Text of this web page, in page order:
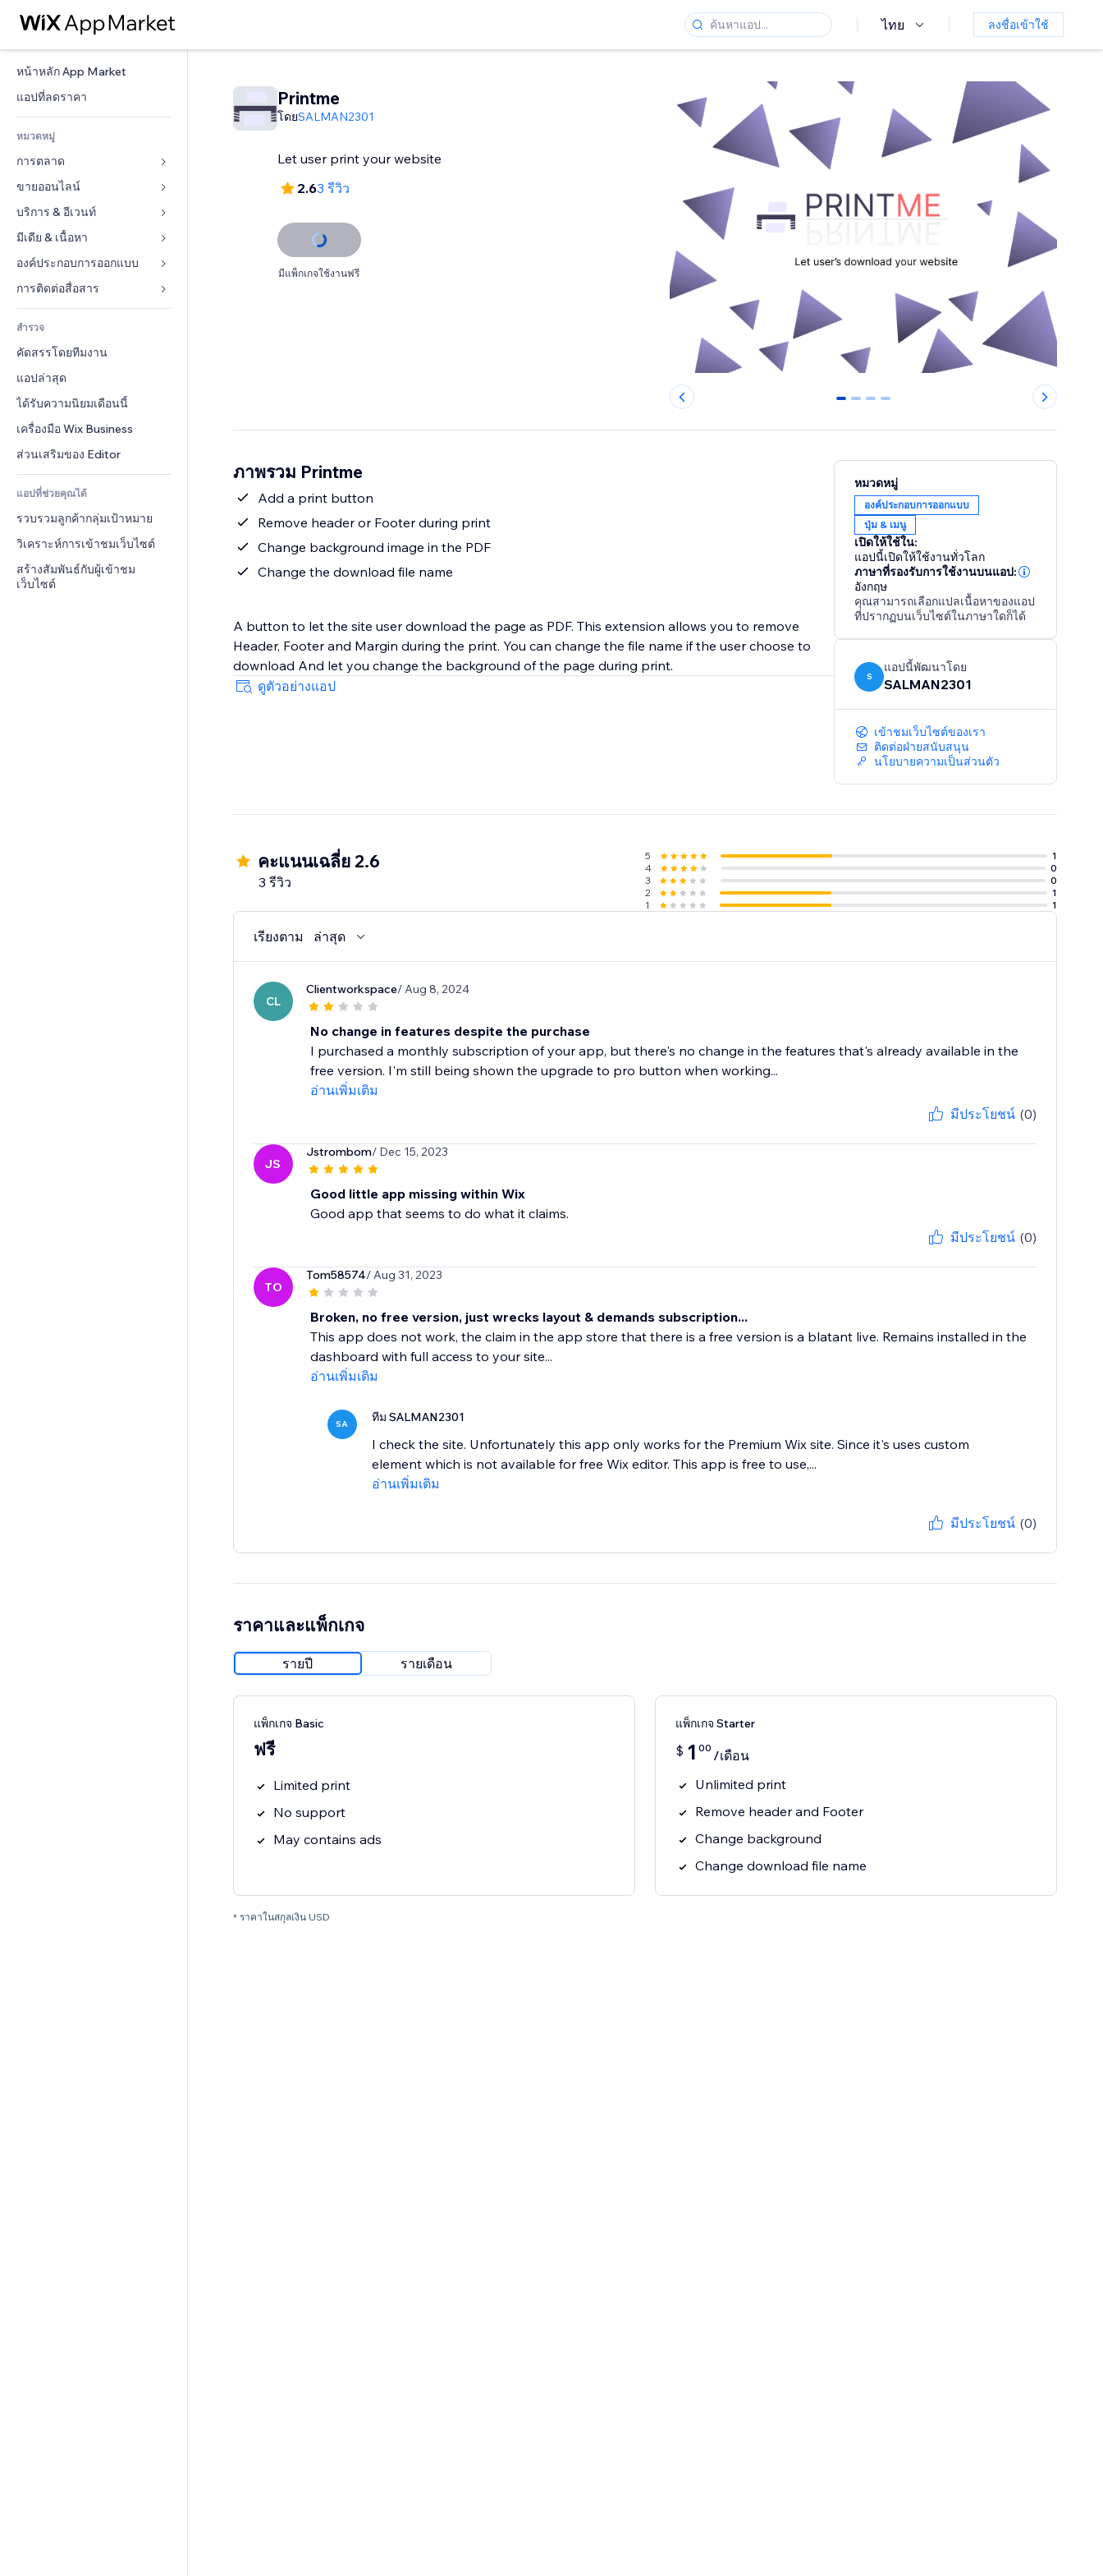
ไทย ลงชื่อเข้าใช้
หน้าหลัก App Market
แอปที่ลดราคา
หมวดหมู่
การตลาด
โฆษณา
โทรศัพท์มือถือ
บทวิเคราะห์
โซเชียล
ทำอันดับเว็บไซต์
อีเมล
ขายออนไลน์
แอปสำหรับร้านค้า
การจัดส่ง & ส่งมอบสินค้า
ปุ่มการจำหน่าย
คอร์สออนไลน์
บัญชี
คูปอง & ความภักดีในแบรนด์
โซลูชันคลังสินค้า
การดรอปชิป
(Crowdfunding)
อาหาร & เครื่องดื่ม
บริการ & อีเวนท์
โรงแรม
อีเวนท์
ร้านอาหาร
อสังหาริมทรัพย์
การจอง
มีเดีย & เนื้อหา
แกลเลอรี
เพลง
พอดแคสต์
การถ่ายภาพ
วิดีโอ
PDF
การแชร์ไฟล์
ข่าว
องค์ประกอบการออกแบบ
แผนที่  & การนำทาง
ส่วนบุคคล & ความปลอดภัย
นาฬิกา
เทมเพลตเพจ
เอฟเฟกต์รูปภาพ
ปุ่ม & เมนู
แบนเนอร์ & สัญลักษณ์
เครื่องคำนวน
ค้นหา
อากาศ
แผนภูมิ & ตาราง
แบบฟอร์ม
แบบสำรวจ
แชต
หมายเหตุ
โทรศัพท์
ชุมชน
รีวิว & การรับรอง
CRM
สำรวจ
คัดสรรโดยทีมงาน
แอปล่าสุด
ได้รับความนิยมเดือนนี้
เครื่องมือ Wix Business
ส่วนเสริมของ Editor
แอปที่ช่วยคุณได้
รวบรวมลูกค้ากลุ่มเป้าหมาย
วิเคราะห์การเข้าชมเว็บไซต์
สร้างสัมพันธ์กับผู้เข้าชม
เว็บไซต์
Printme
โดยSALMAN2301
Let user print your website
2.63 รีวิว
มีแพ็กเกจใช้งานฟรี
0 1 2 3
ภาพรวม Printme
Add a print button
Remove header or Footer during print
Change background image in the PDF
Change the download file name
A button to let the site user download the page as PDF. This extension allows you to remove
Header, Footer and Margin during the print. You can change the file name if the user choose to
download And let you change the background of the page during print.
ดูตัวอย่างแอป
หมวดหมู่
องค์ประกอบการออกแบบ
ปุ่ม & เมนู
เปิดให้ใช้ใน:
แอปนี้เปิดให้ใช้งานทั่วโลก
ภาษาที่รองรับการใช้งานบนแอป:
อังกฤษ
คุณสามารถเลือกแปลเนื้อหาของแอป
ที่ปรากฏบนเว็บไซต์ในภาษาใดก็ได้
S
แอปนี้พัฒนาโดย
SALMAN2301
เข้าชมเว็บไซต์ของเรา
ติดต่อฝ่ายสนับสนุน
นโยบายความเป็นส่วนตัว
คะแนนเฉลี่ย 2.6
3 รีวิว
5
1
4
0
3
0
2
1
1
1
เรียงตาม ล่าสุด
CL
Clientworkspace/ Aug 8, 2024
No change in features despite the purchase
I purchased a monthly subscription of your app, but there's no change in the features that's already available in the
free version. I'm still being shown the upgrade to pro button when working...
อ่านเพิ่มเติม
มีประโยชน์ (0)
JS
Jstrombom/ Dec 15, 2023
Good little app missing within Wix
Good app that seems to do what it claims.
มีประโยชน์ (0)
TO
Tom58574/ Aug 31, 2023
Broken, no free version, just wrecks layout & demands subscription...
This app does not work, the claim in the app store that there is a free version is a blatant live. Remains installed in the
dashboard with full access to your site...
อ่านเพิ่มเติม
SA ทีม SALMAN2301
I check the site. Unfortunately this app only works for the Premium Wix site. Since it's uses custom
element which is not available for free Wix editor. This app is free to use,...
อ่านเพิ่มเติม
มีประโยชน์ (0)
ราคาและแพ็กเกจ
รายปี รายเดือน
แพ็กเกจ Basic
ฟรี
Limited print
No support
May contains ads
แพ็กเกจ Starter
$ 1 00 /เดือน
Unlimited print
Remove header and Footer
Change background
Change download file name
* ราคาในสกุลเงิน USD